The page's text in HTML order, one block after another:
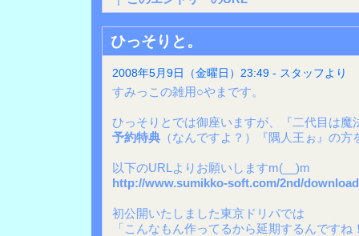
ひっそりと。
2008年5月9日（金曜日）23:49 - スタッフより
すみっこの雑用○やまです。
ひっそりとでは御座いますが、『二代目は魔
予約特典 （なんですよ？）『隅人王ぉ』の
以下のURLよりお願いしますm(__)m
http://www.sumikko-soft.com/2nd/
初公開いたしました東京ドリパでは
「こんなもん作ってるから延期するんです